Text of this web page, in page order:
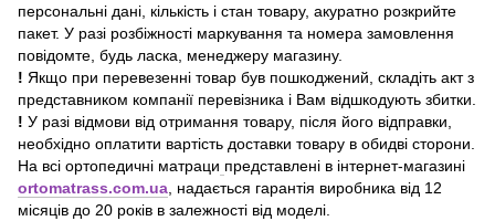
персональні дані, кількість і стан товару, акуратно розкрийте
пакет. У разі розбіжності маркування та номера замовлення
повідомте, будь ласка, менеджеру магазину.
! Якщо при перевезенні товар був пошкоджений, складіть акт з
представником компанії перевізника і Вам відшкодують збитки.
! У разі відмови від отримання товару, після його відправки,
необхідно оплатити вартість доставки товару в обидві сторони.
На всі ортопедичні матраци представлені в інтернет-магазині
ortomatrass.com.ua , надається гарантія виробника від 12
місяців до 20 років в залежності від моделі.